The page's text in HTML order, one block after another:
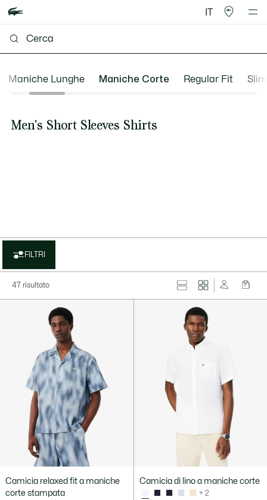
IT
Maniche Lunghe Maniche Corte Regular Fit
Men's Short Sleeves Shirts
FILTRI
47 risultato
Camicia relaxed fit a maniche
corte stampata
Camicia di lino a maniche corte
+ 2